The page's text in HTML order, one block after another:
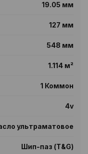
19.05 мм
127 мм
548 мм
1.114 м²
1 Коммон
4v
ультраматовое
Шип-паз (T&G)